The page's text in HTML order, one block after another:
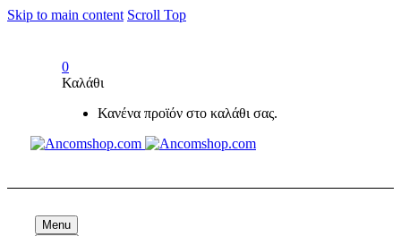
Skip to main content Scroll Top
0
Καλάθι
Κανένα προϊόν στο καλάθι σας.
Menu